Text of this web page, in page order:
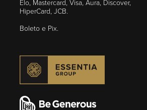
Elo, Mastercard, Visa, Aura, Discover,
HiperCard, JCB.
Boleto e Pix.